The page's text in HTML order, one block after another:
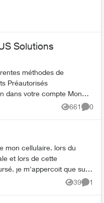
Solutions
méthodes de
661
Views
0
et lors de cette
je m'appercoit que sur
39
Views
1